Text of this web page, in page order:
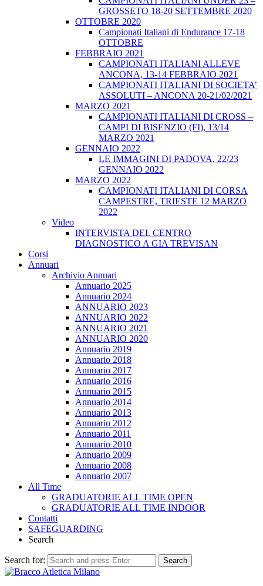
GROSSETO 18-20 SETTEMBRE 2020
OTTOBRE 2020
Campionati Italiani di Endurance 17-18
OTTOBRE
FEBBRAIO 2021
CAMPIONATI ITALIANI ALLEVE
ANCONA, 13-14 FEBBRAIO 2021
CAMPIONATI ITALIANI DI SOCIETA’
ASSOLUTI – ANCONA 20-21/02/2021
MARZO 2021
CAMPIONATI ITALIANI DI CROSS –
CAMPI DI BISENZIO (FI), 13/14
MARZO 2021
GENNAIO 2022
LE IMMAGINI DI PADOVA, 22/23
GENNAIO 2022
MARZO 2022
CAMPIONATI ITALIANI DI CORSA
CAMPESTRE, TRIESTE 12 MARZO
2022
Video
INTERVISTA DEL CENTRO
DIAGNOSTICO A GIA TREVISAN
Corsi
Annuari
Archivio Annuari
Annuario 2025
Annuario 2024
ANNUARIO 2023
ANNUARIO 2022
ANNUARIO 2021
ANNUARIO 2020
Annuario 2019
Annuario 2018
Annuario 2017
Annuario 2016
Annuario 2015
Annuario 2014
Annuario 2013
Annuario 2012
Annuario 2011
Annuario 2010
Annuario 2009
Annuario 2008
Annuario 2007
All Time
GRADUATORIE ALL TIME OPEN
GRADUATORIE ALL TIME INDOOR
Contatti
SAFEGUARDING
Search
Search for: Search